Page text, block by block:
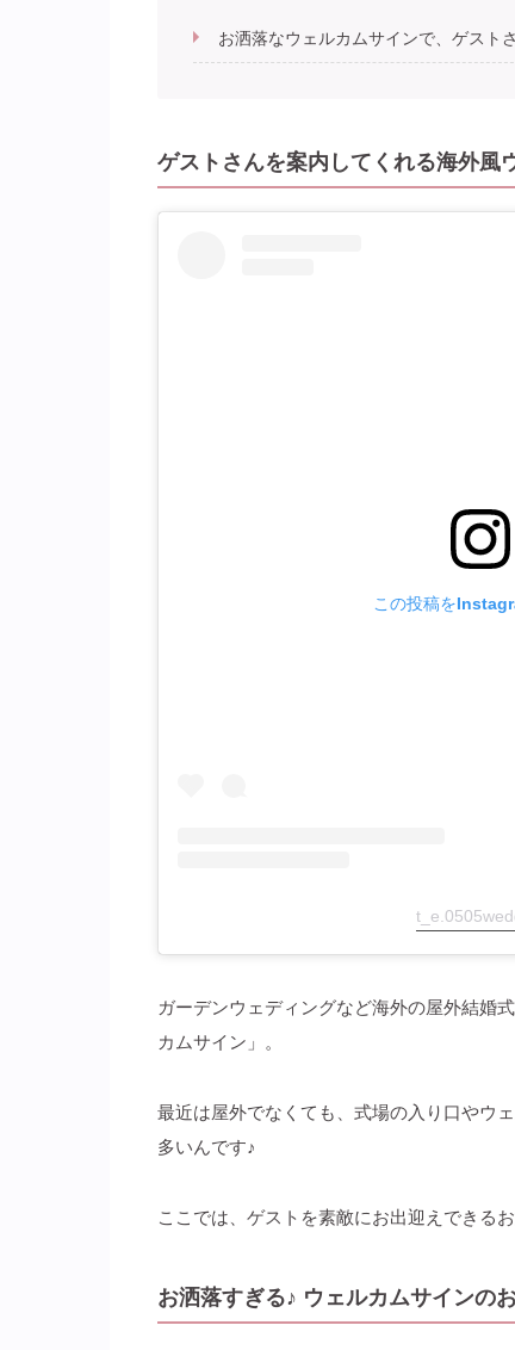
お洒落なウェルカムサインで、ゲスト
ゲストさんを案内してくれる海外風
この投稿を
ガーデンウェディングなど海外の屋外結婚
カムサイン」。
最近は屋外でなくても、式場の入り口やウ
多いんです♪
ここでは、ゲストを素敵にお出迎えできる
お洒落すぎる♪ ウェルカムサインの